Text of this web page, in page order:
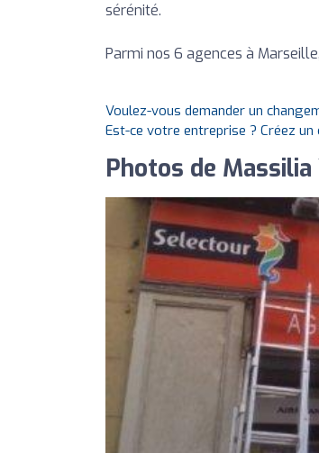
sérénité.
Parmi nos 6 agences à
Voulez-vous demander un
Est-ce votre entreprise ? Créez
Photos de Massilia